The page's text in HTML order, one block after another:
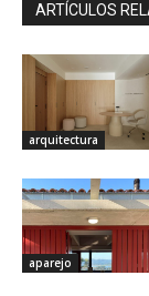
ARTÍCULOS
arquitectura
aparejo